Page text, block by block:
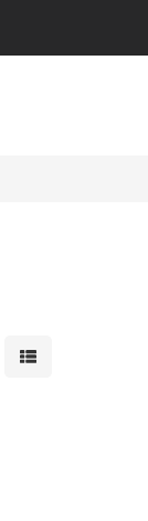
resultados em
Mostrar